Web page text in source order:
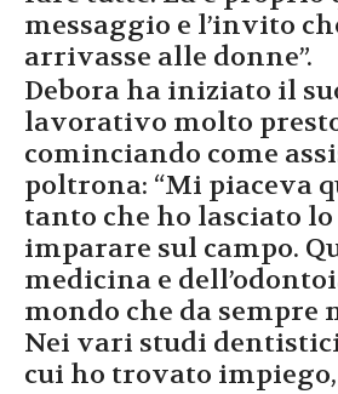
messaggio e l’invito
arrivasse alle donne”.
Debora ha iniziato il
lavorativo molto
cominciando come
poltrona: “Mi piaceva
tanto che ho lasciato
imparare sul campo.
medicina e
mondo che da sempre
Nei vari studi
cui ho trovato